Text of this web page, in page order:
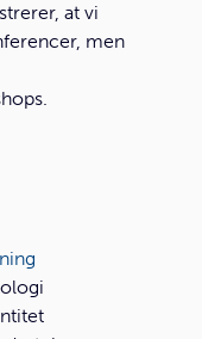
at vi
men